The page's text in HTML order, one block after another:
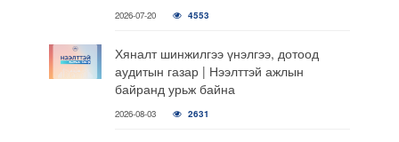
2026-07-20 4553
Хяналт шинжилгээ үнэлгээ, дотоод
аудитын газар | Нээлттэй ажлын
байранд урьж байна
2026-08-03 2631